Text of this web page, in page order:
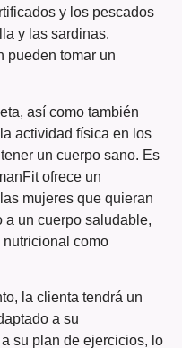
y los pescados
y las sardinas.
pueden tomar un
así como también
actividad física en los
un cuerpo sano. Es
ofrece un
mujeres que quieran
a un cuerpo saludable,
como
la clienta tendrá un
a su
su plan de ejercicios, lo